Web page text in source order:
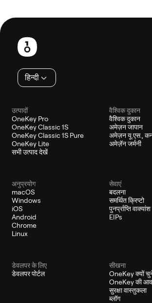
फ़ुटबाल
हिन्दी
उत्पादों
OneKey Pro
OneKey Classic 1S
OneKey Classic 1S Pure
OneKey Lite
सभी उत्पाद देखें
वैश्विक दुकान
वैश्विक दुकान
अमेज़न जापान
अमेज़न यू.एस.,
अमेज़ॅन जर्मनी
अनुप्रयोग
macOS
Windows
iOS
Android
Chrome
Linux
सेवाएं
बदलना
समर्थित क्रिप्टो
पुनर्प्राप्ति
EIPs
डेवलपर के लिए
डेवलपर पोर्टल
सीखना
OneKey क्यों
OneKey की
सुरक्षा वास्तुकला
ब्लॉग